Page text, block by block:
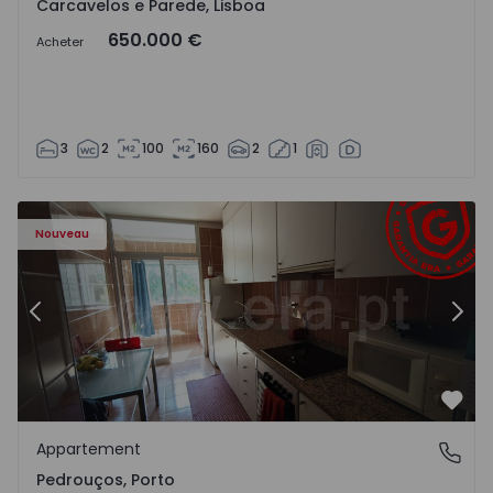
Carcavelos e Parede, Lisboa
Acheter 650.000 €
3 2 100 160 2 1
Nouveau
Appartement T3 Maia, Pedrouços - 1575536 - 9
Précédent
Pedrouços, Porto
Appartement
Pedrouços, Porto